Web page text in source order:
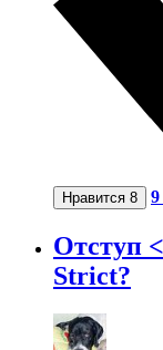
Нравится 8 9
Отступ
Strict?